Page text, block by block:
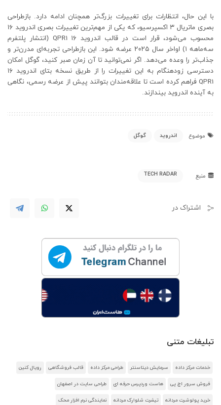
با این حال، انتظارات برای تغییرات بزرگ‌تر همچنان ادامه دارد. بازطراحی
بصری ماتریال ۳ اکسپرسیو، که یکی از مهم‌ترین تغییرات بصری اندروید ۱۶
محسوب می‌شود، قرار است در قالب اندروید ۱۶ QPR1 (انتشار پلتفرم
سه‌ماهه ۱) اواخر سال ۲۰۲۵ عرضه شود. این بازطراحی تجربه‌ای مدرن‌تر و
جذاب‌تر را وعده می‌دهد. اگر نمی‌توانید تا آن زمان صبر کنید، گوگل امکان
دسترسی زودهنگام به این تغییرات را از طریق نسخه بتای اندروید ۱۶
QPR1 فراهم کرده است تا علاقه‌مندان بتوانند پیش از عرضه رسمی، نگاهی
به آینده اندروید بیندازند.
موضوع اندروید گوگل
منبع TECH RADAR
اشتراک در
تبلیغات متنی
خدمات مرکز داده سرمایش دیتاسنتر طراحی مرکز داده قالب فروشگاهی رویال کنین
فروش سرور اچ پی هاست وردپرس حرفه ای طراحی سایت در اصفهان
خرید پولوشرت مردانه تیشرت شلوارک مردانه نمایندگی نرم افزار محک